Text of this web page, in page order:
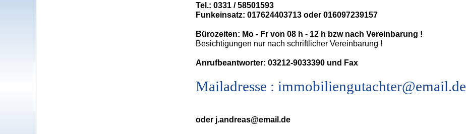
Tel.: 0331 / 58501593
Funkeinsatz: 017624403713 oder 016097239157
Bürozeiten: Mo - Fr von 08 h - 12 h bzw nach Vereinbarung !
Besichtigungen nur nach schriftlicher Vereinbarung !
Anrufbeantworter: 03212-9033390 und Fax
Mailadresse : immobiliengutachter@email.de
oder j.andreas@email.de